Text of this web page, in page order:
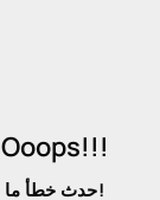
Ooops!!!
حدث خطأ ما!